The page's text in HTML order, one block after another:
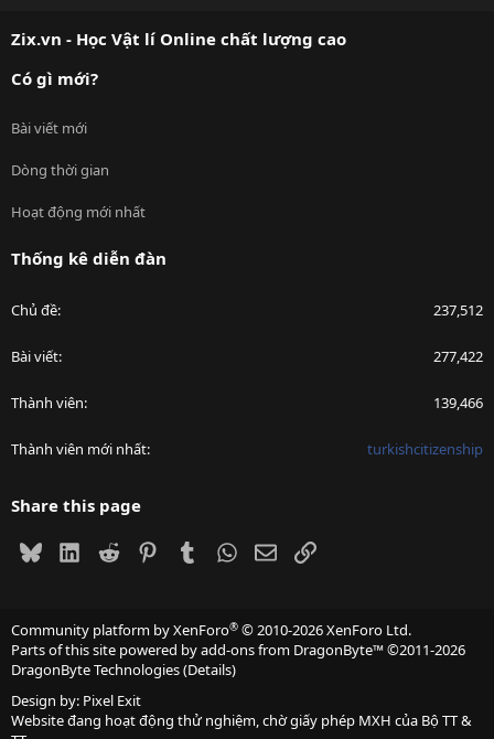
Zix.vn - Học Vật lí Online chất lượng cao
Có gì mới?
Bài viết mới
Dòng thời gian
Hoạt động mới nhất
Thống kê diễn đàn
Chủ đề 237,512
Bài viết 277,422
Thành viên 139,466
Thành viên mới nhất turkishcitizenship
Share this page
BlueskyLinkedIn
Reddit PinterestTumblrWhatsApp
EmailLink
Community platform by XenForo® © 2010-2026 XenForo Ltd.
Parts of this site powered byadd-ons from DragonByte™©2011-2026
DragonByte Technologies(Details)
Design by: Pixel Exit
Website đang hoạt động thử nghiệm, chờ giấy phép MXH của Bộ TT &